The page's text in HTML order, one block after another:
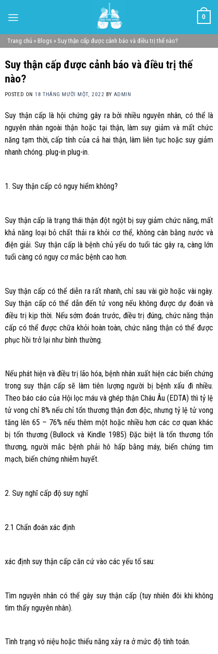
0
Trang chủ » Blogs » Suy thận cấp được cảnh báo và điều trị thế nào?
Suy thận cấp được cảnh báo và điều trị thế
nào?
POSTED ON 18 THÁNG MƯỜI MỘT, 2022 BY ADMIN
Suy thận cấp là hội chứng gây ra bởi nhiều nguyên nhân, có thể là
nguyên nhân ngoài thận hoặc tại thận, làm suy giảm và mất chức
năng tạm thời, cấp tính của cả hai thận, làm liên tục hoặc suy giảm
nhanh chóng. plug-in plug-in.
1. Suy thận cấp có nguy hiểm không?
Suy thận cấp là trạng thái thận đột ngột bị suy giảm chức năng, mất
khả năng loại bỏ chất thải ra khỏi cơ thể, không cân bằng nước và
điện giải. Suy thận cấp là bệnh chủ yếu do tuổi tác gây ra, càng lớn
tuổi càng có nguy cơ mắc bệnh cao hơn.
Suy thận cấp có thể diễn ra rất nhanh, chỉ sau vài giờ hoặc vài ngày.
Suy thận cấp có thể dẫn đến tử vong nếu không được dự đoán và
điều trị kịp thời. Nếu sớm đoán trước, điều trị đúng, chức năng thận
cấp có thể được chữa khỏi hoàn toàn, chức năng thận có thể được
phục hồi trở lại như bình thường.
Nếu phát hiện và điều trị lão hóa, bệnh nhân xuất hiện các biến chứng
trong suy thận cấp sẽ làm tiên lượng người bị bệnh xấu đi nhiều.
Theo báo cáo của Hội lọc máu và ghép thận Châu Âu (EDTA) thì tỷ lệ
tử vong chỉ 8% nếu chỉ tổn thương thận đơn độc, nhưng tỷ lệ tử vong
tăng lên 65 – 76% nếu thêm một hoặc nhiều hơn các cơ quan khác
bị tổn thương (Bullock và Kindle 1985) Đặc biệt là tổn thương tổn
thương, người mắc bệnh phải hô hấp bằng máy, biến chứng tim
mạch, biến chứng nhiễm huyết.
2. Suy nghĩ cấp độ suy nghĩ
2.1 Chẩn đoán xác định
xác định suy thận cấp căn cứ vào các yếu tố sau:
Tìm nguyên nhân có thể gây suy thận cấp (tuy nhiên đôi khi không
tìm thấy nguyên nhân).
Tình trạng vô niệu hoặc thiểu năng xảy ra ở mức độ tính toán.